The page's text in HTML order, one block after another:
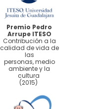
Premio Pedro
Arrupe ITESO
Contribución a la
calidad de vida de
las
personas, medio
ambiente y la
cultura
(2015)